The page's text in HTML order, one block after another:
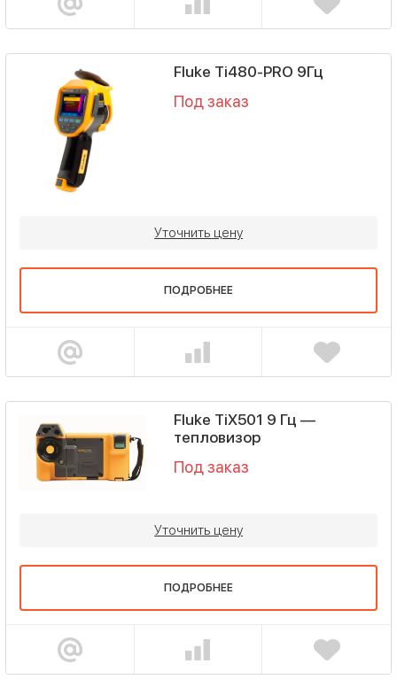
Fluke Ti480-PRO 9Гц
Под заказ
Уточнить цену
ПОДРОБНЕЕ
Fluke TiX501 9 Гц —
тепловизор
Под заказ
Уточнить цену
ПОДРОБНЕЕ